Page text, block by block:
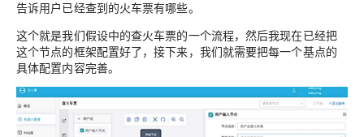
告诉用户已经查到的火车票有哪些。
这个就是我们假设中的查火车票的一个流程，然后我现在已经把
这个节点的框架配置好了，接下来，我们就需要把每一个基点的
具体配置内容完善。